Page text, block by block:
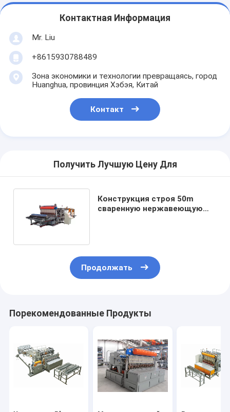
Контактная Информация
Mr. Liu
+8615930788489
Зона экономики и технологии превращаясь, город
Huanghua, провинция Хэбэя, Китай
Контакт
Получить Лучшую Цену Для
Конструкция строя 50m
сваренную нержавеющую
Продолжать
Порекомендованные Продукты